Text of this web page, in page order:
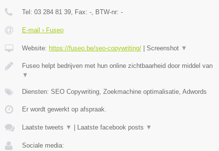
Tel: 03 284 81 39, Fax: -, BTW-nr: -
E-mail › Fuseo
Website: https://fuseo.be/seo-copywriting/ Screenshot ▼
Fuseo helpt bedrijven met hun online zichtbaarheid door middel van
▼
Diensten: SEO Copywriting, Zoekmachine optimalisatie, Adwords
Er wordt gewerkt op afspraak.
Laatste tweets ▼ Laatste facebook posts ▼
Sociale media: